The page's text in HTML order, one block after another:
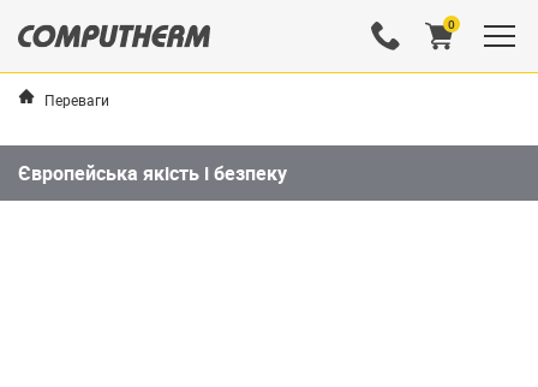
0
Переваги
Європейська якість і безпеку